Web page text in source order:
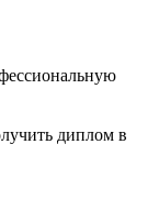
диплом в